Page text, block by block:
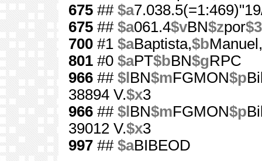
675 ## $a
675 ## $a061.4$vBN$zpor$3
700 #1 $aBaptista,$bManuel,
801 #0 $aPT$bBN$gRPC
966 ## $l BN$mFGMON$p
38894 V.$x3
966 ## $l BN$mFGMON$p
39012 V.$x3
997 ## $aBIBEOD